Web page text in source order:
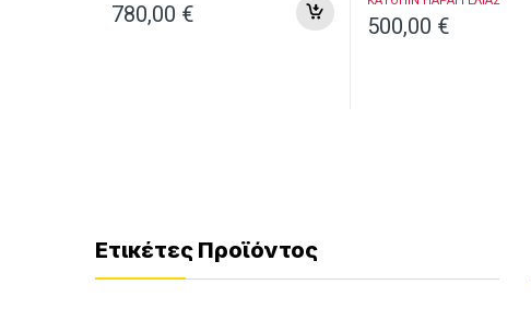
780,00 € 500,00 €
Ετικέτες Προϊόντος